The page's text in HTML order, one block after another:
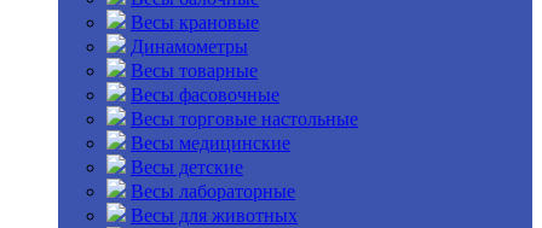
Весы крановые
Динамометры
Весы товарные
Весы фасовочные
Весы торговые настольные
Весы медицинские
Весы детские
Весы лабораторные
Весы для животных